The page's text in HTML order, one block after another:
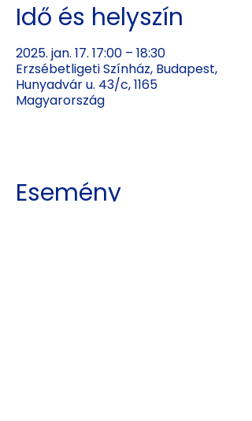
Idő és helyszín
2025. jan. 17. 17:00 – 18:30
Erzsébetligeti Színház, Budapest,
Hunyadvár u. 43/c, 1165
Magyarország
Esemény